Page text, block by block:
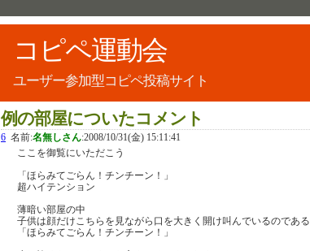
コピペ運動会
ユーザー参加型コピペ投稿サイト
例の部屋についたコメント
6 名前:名無しさん:2008/10/31(金) 15:11:41
ここを御覧にいただこう
「ほらみてごらん！チンチーン！」
超ハイテンション
薄暗い部屋の中
子供は顔だけこちらを見ながら口を大きく開け叫んでいるのである
「ほらみてごらん！チンチーン！」